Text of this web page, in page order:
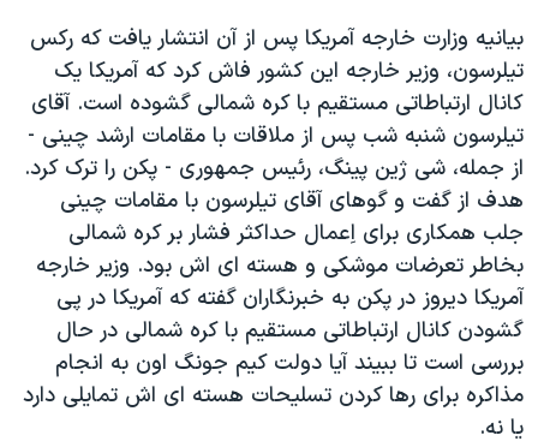
همایش محافظه‌کاران آمریکا «سی‌پک»
صفحه‌های ویژه
سفر پرزیدنت ترامپ به چین
بیانیه وزارت خارجه آمریکا پس از آن انتشار یافت که رکس
تیلرسون، وزیر خارجه این کشور فاش کرد که آمریکا یک
کانال ارتباطاتی مستقیم با کره شمالی گشوده است. آقای
تیلرسون شنبه شب پس از ملاقات با مقامات ارشد چینی -
از جمله، شی ژین پینگ، رئیس جمهوری - پکن را ترک کرد.
هدف از گفت و گوهای آقای تیلرسون با مقامات چینی
جلب همکاری برای اِعمال حداکثر فشار بر کره شمالی
بخاطر تعرضات موشکی و هسته ای اش بود. وزیر خارجه
آمریکا دیروز در پکن به خبرنگاران گفته که آمریکا در پی
گشودن کانال ارتباطاتی مستقیم با کره شمالی در حال
بررسی است تا ببیند آیا دولت کیم جونگ اون به انجام
مذاکره برای رها کردن تسلیحات هسته ای اش تمایلی دارد
یا نه.